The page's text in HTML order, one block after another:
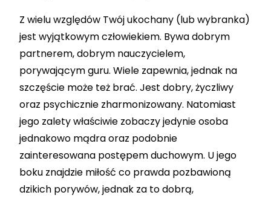
Z wielu względów Twój ukochany (lub wybranka)
jest wyjątkowym człowiekiem. Bywa dobrym
partnerem, dobrym nauczycielem,
porywającym guru. Wiele zapewnia, jednak na
szczęście może też brać. Jest dobry, życzliwy
oraz psychicznie zharmonizowany. Natomiast
jego zalety właściwie zobaczy jedynie osoba
jednakowo mądra oraz podobnie
zainteresowana postępem duchowym. U jego
boku znajdzie miłość co prawda pozbawioną
dzikich porywów, jednak za to dobrą,